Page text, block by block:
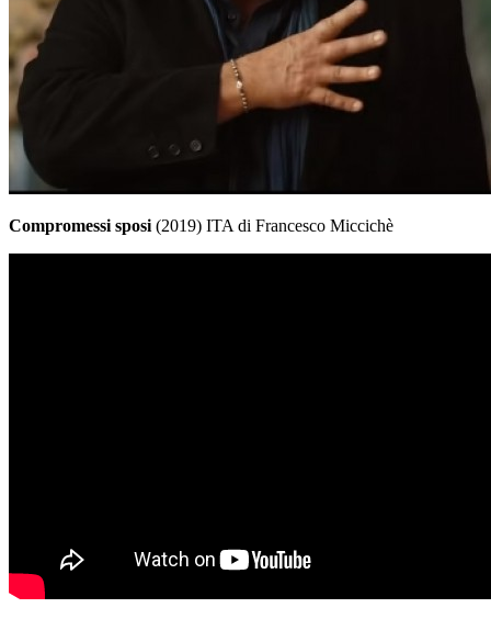
Compromessi sposi (2019) ITA di Francesco Miccichè